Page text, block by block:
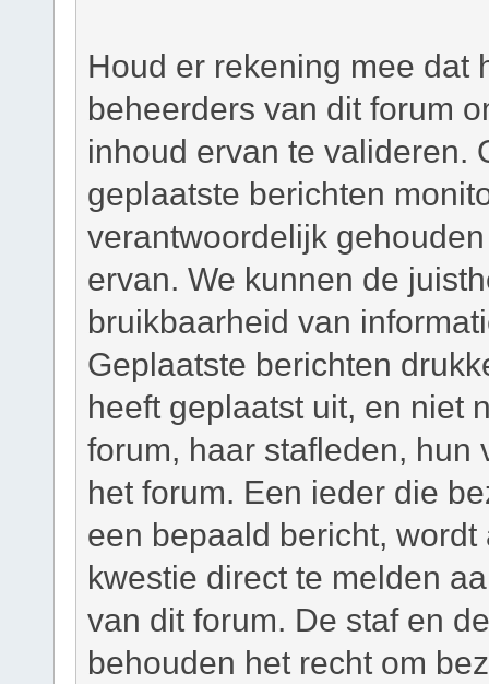
Houd er rekening mee dat
beheerders van dit forum
inhoud ervan te valideren.
geplaatste berichten
verantwoordelijk
ervan. We kunnen de
bruikbaarheid van
Geplaatste berichten
heeft geplaatst uit, en niet
forum, haar stafleden, hun
het forum. Een ieder die
een bepaald bericht,
kwestie direct te melden
van dit forum. De staf en
behouden het recht om